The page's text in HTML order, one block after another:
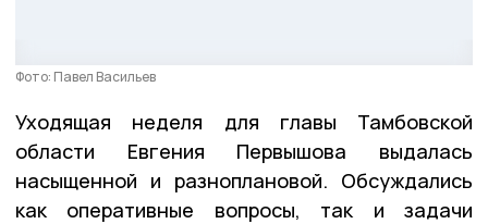
Фото: Павел Васильев
Уходящая неделя для главы Тамбовской
области Евгения Первышова выдалась
насыщенной и разноплановой. Обсуждались
как оперативные вопросы, так и задачи